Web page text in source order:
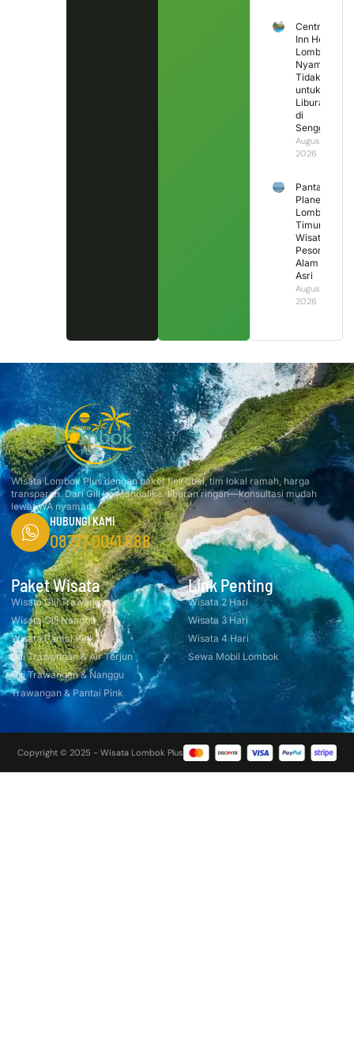
Central
Inn Hotel
Lombok,
Nyaman
Tidak
untuk
Liburan
di
Senggigi?
August 2,
2026
Pantai
Planet
Lombok
Timur,
Wisata
Pesona
Alam
Asri
August 1,
2026
Wisata Lombok Plus dengan paket fleksibel, tim lokal ramah, harga
transparan. Dari Gili ke Mandalika, liburan ringan—konsultasi mudah
lewat WA nyaman.
HUBUNGI KAMI
08777 0041 888
Paket Wisata
Wisata Gili Trawangan
Wisata Gili Nanggu
Wisata Pantai Pink
Gili Trawangan & Air Terjun
Gili Trawangan & Nanggu
Trawangan & Pantai Pink
Link Penting
Wisata 2 Hari
Wisata 3 Hari
Wisata 4 Hari
Sewa Mobil Lombok
Copyright © 2025 - Wisata Lombok Plus